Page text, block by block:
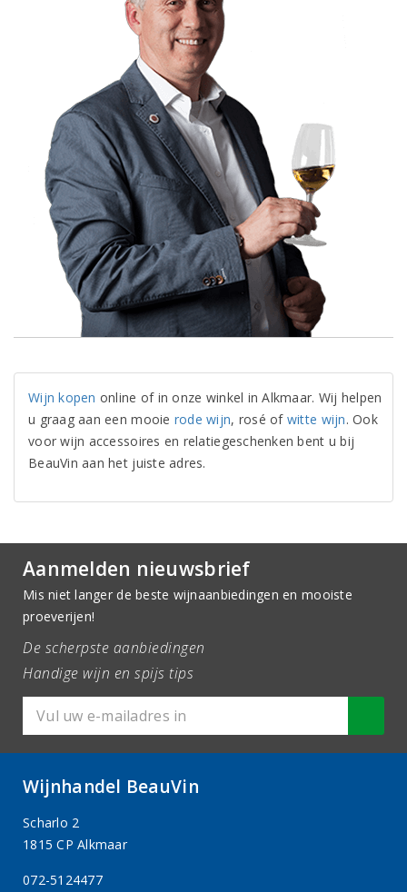
Wijn kopen online of in onze winkel in Alkmaar. Wij helpen
u graag aan een mooie rode wijn, rosé of witte wijn. Ook
voor wijn accessoires en relatiegeschenken bent u bij
BeauVin aan het juiste adres.
Aanmelden nieuwsbrief
Mis niet langer de beste wijnaanbiedingen en mooiste
proeverijen!
De scherpste aanbiedingen
Handige wijn en spijs tips
Wijnhandel BeauVin
Scharlo 2
1815 CP Alkmaar
072-5124477